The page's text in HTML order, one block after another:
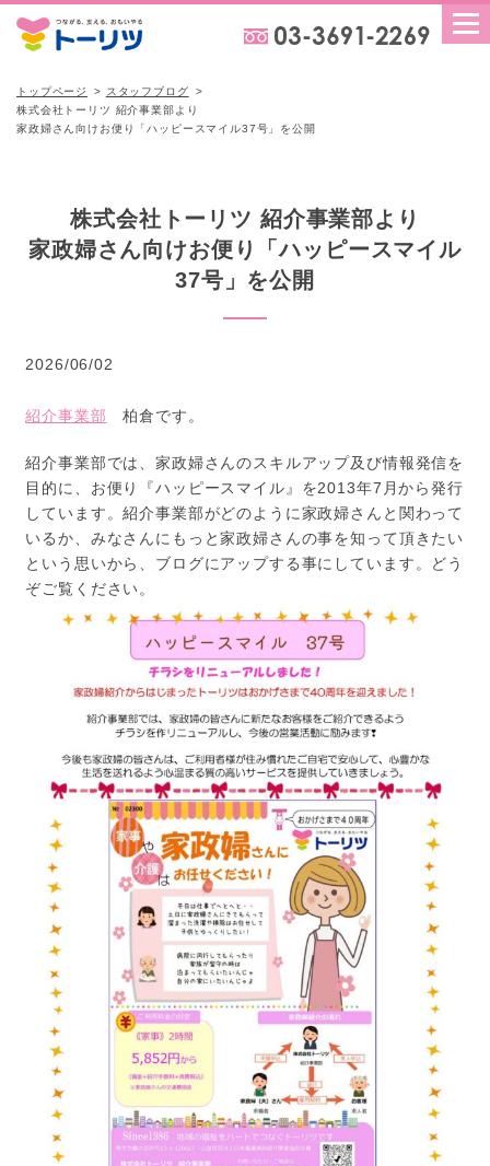
トップページ
スタッフブログ
株式会社トーリツ 紹介事業部より
家政婦さん向けお便り「ハッピースマイル37号」を公開
株式会社トーリツ 紹介事業部より
家政婦さん向けお便り「ハッピースマイル
37号」を公開
2026/06/02
紹介事業部 柏倉です。
紹介事業部では、家政婦さんのスキルアップ及び情報発信を
目的に、お便り『ハッピースマイル』を2013年7月から発行
しています。紹介事業部がどのように家政婦さんと関わって
いるか、みなさんにもっと家政婦さんの事を知って頂きたい
という思いから、ブログにアップする事にしています。どう
ぞご覧ください。